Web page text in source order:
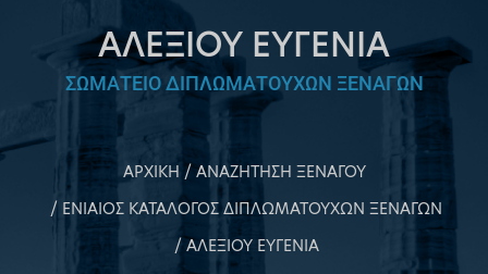
ΑΛΕΞΙΟΥ ΕΥΓΕΝΙΑ
ΣΩΜΑΤΕΙΟ ΔΙΠΛΩΜΑΤΟΥΧΩΝ ΞΕΝΑΓΩΝ
ΑΡΧΙΚΗ
ΑΝΑΖΗΤΗΣΗ ΞΕΝΑΓΟΥ
ΕΝΙΑΙΟΣ ΚΑΤΑΛΟΓΟΣ ΔΙΠΛΩΜΑΤΟΥΧΩΝ ΞΕΝΑΓΩΝ
ΑΛΕΞΙΟΥ ΕΥΓΕΝΙΑ